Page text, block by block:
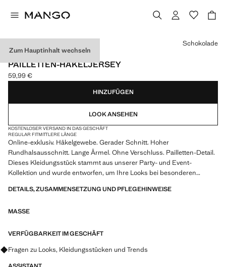
Zum Hauptinhalt wechseln
EXKLUSIV ONLINE
PAILLETTEN-HÄKELJERSEY
Aktueller Preis [59,99 € ]
59,99 €
Wählen Sie eine Farbe
Schokolade
HINZUFÜGEN
LOOK ANSEHEN
KOSTENLOSER VERSAND IN DAS GESCHÄFT
REGULAR FITMITTLERE LÄNGE
Online-exklusiv. Häkelgewebe. Gerader Schnitt. Hoher
Rundhalsausschnitt. Lange Ärmel. Ohne Verschluss. Pailletten-Detail.
Dieses Kleidungsstück stammt aus unserer Party- und Event-
Kollektion und wurde entworfen, um Ihre Looks bei besonderen
DETAILS, ZUSAMMENSETZUNG UND PFLEGEHINWEISE
MASSE
VERFÜGBARKEIT IM GESCHÄFT
Fragen zu Looks, Kleidungsstücken und Trends